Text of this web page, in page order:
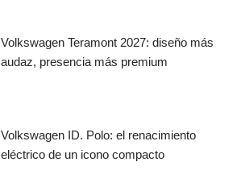
Volkswagen Teramont 2027: diseño más
audaz, presencia más premium
Volkswagen ID. Polo: el renacimiento
eléctrico de un icono compacto